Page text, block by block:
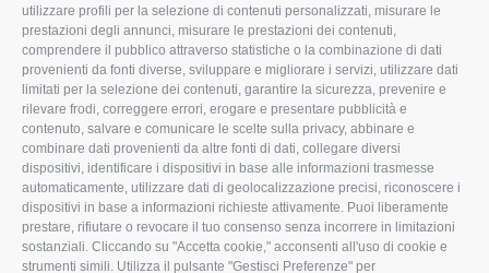
utilizzare profili per la selezione di contenuti personalizzati, misurare le
prestazioni degli annunci, misurare le prestazioni dei contenuti,
comprendere il pubblico attraverso statistiche o la combinazione di dati
provenienti da fonti diverse, sviluppare e migliorare i servizi, utilizzare dati
limitati per la selezione dei contenuti, garantire la sicurezza, prevenire e
rilevare frodi, correggere errori, erogare e presentare pubblicità e
contenuto, salvare e comunicare le scelte sulla privacy, abbinare e
combinare dati provenienti da altre fonti di dati, collegare diversi
dispositivi, identificare i dispositivi in base alle informazioni trasmesse
automaticamente, utilizzare dati di geolocalizzazione precisi, riconoscere i
dispositivi in base a informazioni richieste attivamente. Puoi liberamente
prestare, rifiutare o revocare il tuo consenso senza incorrere in limitazioni
sostanziali. Cliccando su "Accetta cookie," acconsenti all'uso di cookie e
strumenti simili. Utilizza il pulsante "Gestisci Preferenze" per
I Nostri Servizi
Uffici della Sede
provinciale
Le Sedi di Zona
Agricoltori S.r.l.
Whistleblowing
Confagricoltura Rovigo e
Agricoltori srl
Ambiente
Associazione
CONFAGRICOLTURA
ATTIVA
Notizie in evidenza
Eventi
Comunicati Stampa